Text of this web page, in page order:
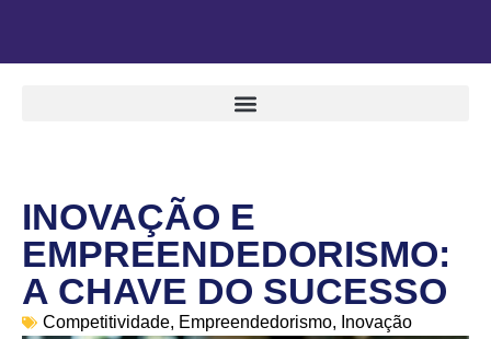
INOVAÇÃO E
EMPREENDEDORISMO:
A CHAVE DO SUCESSO
Competitividade, Empreendedorismo, Inovação